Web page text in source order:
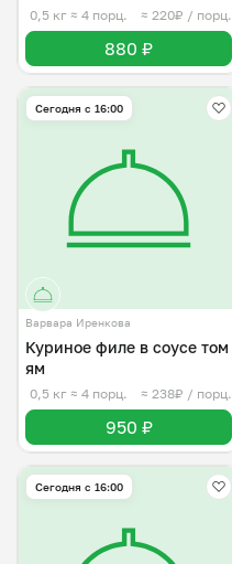
0,5 кг ≈ 4 порц. ≈ 220₽ / порц.
880 ₽
Сегодня с 16:00
Варвара Иренкова
Куриное филе в соусе том
ям
0,5 кг ≈ 4 порц. ≈ 238₽ / порц.
950 ₽
Сегодня с 16:00